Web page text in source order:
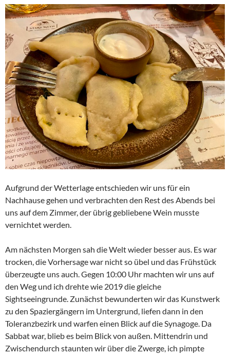
Aufgrund der Wetterlage entschieden wir uns für ein
Nachhause gehen und verbrachten den Rest des Abends bei
uns auf dem Zimmer, der übrig gebliebene Wein musste
vernichtet werden.
Am nächsten Morgen sah die Welt wieder besser aus. Es war
trocken, die Vorhersage war nicht so übel und das Frühstück
überzeugte uns auch. Gegen 10:00 Uhr machten wir uns auf
den Weg und ich drehte wie 2019 die gleiche
Sightseeingrunde. Zunächst bewunderten wir das Kunstwerk
zu den Spaziergängern im Untergrund, liefen dann in den
Toleranzbezirk und warfen einen Blick auf die Synagoge. Da
Sabbat war, blieb es beim Blick von außen. Mittendrin und
Zwischendurch staunten wir über die Zwerge, ich pimpte